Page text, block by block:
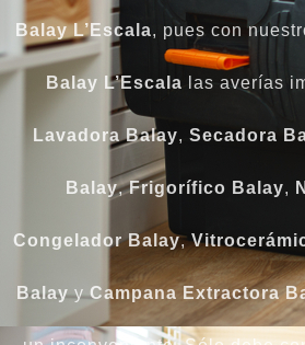
Balay L’Escala, pues con
Balay L’Escala las averías
Lavadora Balay, Secadora
Balay,Frigorífico Balay,
Congelador Balay,
BalayyCampana Extractora